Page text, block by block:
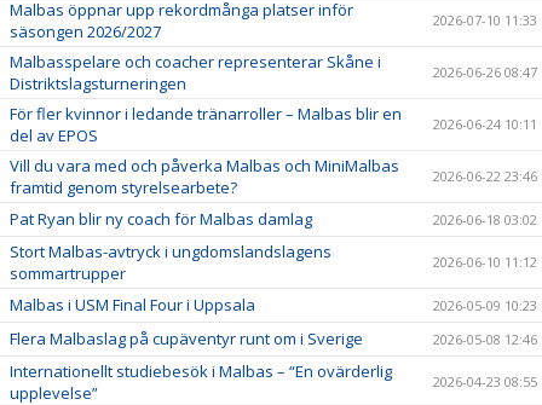
Malbas öppnar upp rekordmånga platser inför
säsongen 2026/2027
2026-07-10 11:33
Malbasspelare och coacher representerar Skåne i
Distriktslagsturneringen
2026-06-26 08:47
För fler kvinnor i ledande tränarroller – Malbas blir en
del av EPOS
2026-06-24 10:11
Vill du vara med och påverka Malbas och MiniMalbas
framtid genom styrelsearbete?
2026-06-22 23:46
Pat Ryan blir ny coach för Malbas damlag 2026-06-18 03:02
Stort Malbas-avtryck i ungdomslandslagens
sommartrupper
2026-06-10 11:12
Malbas i USM Final Four i Uppsala 2026-05-09 10:23
Flera Malbaslag på cupäventyr runt om i Sverige 2026-05-08 12:46
Internationellt studiebesök i Malbas – “En ovärderlig
upplevelse”
2026-04-23 08:55